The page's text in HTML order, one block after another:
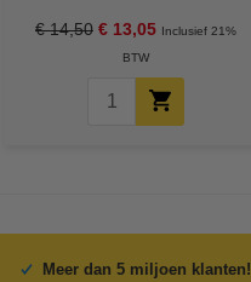
€ 14,50 € 13,05 Inclusief 21%
BTW
Meer dan 5 miljoen klanten!